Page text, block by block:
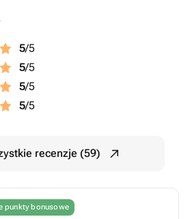
5/5
5/5
5/5
5/5
recenzje (59)
punkty bonusowe